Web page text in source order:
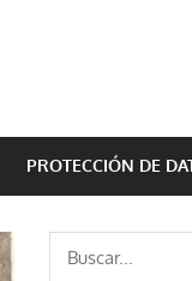
PROTECCIÓN DE